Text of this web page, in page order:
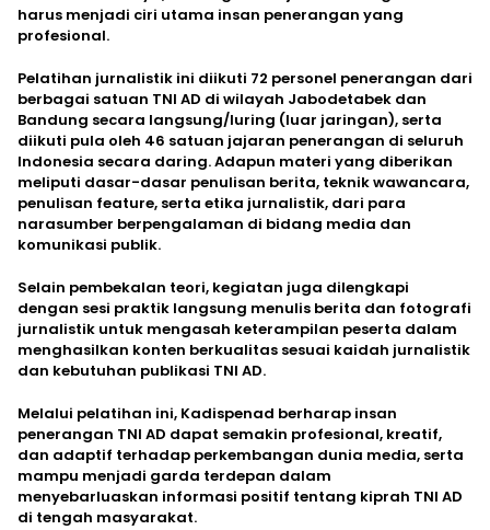
harus menjadi ciri utama insan penerangan yang
profesional.
Pelatihan jurnalistik ini diikuti 72 personel penerangan dari
berbagai satuan TNI AD di wilayah Jabodetabek dan
Bandung secara langsung/luring (luar jaringan), serta
diikuti pula oleh 46 satuan jajaran penerangan di seluruh
Indonesia secara daring. Adapun materi yang diberikan
meliputi dasar-dasar penulisan berita, teknik wawancara,
penulisan feature, serta etika jurnalistik, dari para
narasumber berpengalaman di bidang media dan
komunikasi publik.
Selain pembekalan teori, kegiatan juga dilengkapi
dengan sesi praktik langsung menulis berita dan fotografi
jurnalistik untuk mengasah keterampilan peserta dalam
menghasilkan konten berkualitas sesuai kaidah jurnalistik
dan kebutuhan publikasi TNI AD.
Melalui pelatihan ini, Kadispenad berharap insan
penerangan TNI AD dapat semakin profesional, kreatif,
dan adaptif terhadap perkembangan dunia media, serta
mampu menjadi garda terdepan dalam
menyebarluaskan informasi positif tentang kiprah TNI AD
di tengah masyarakat.